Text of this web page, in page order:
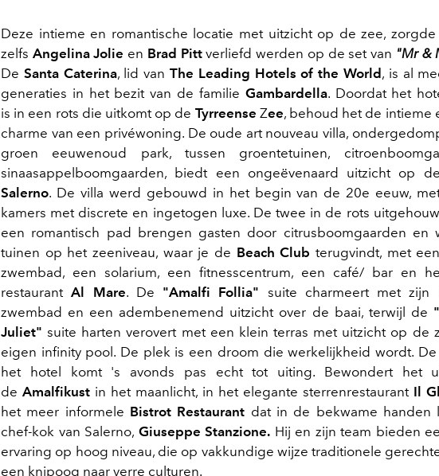
Deze intieme en romantische locatie met uitzicht op de zee,
zelfs Angelina Jolie en Brad Pittverliefd werden op de set van "Mr &
De Santa Caterina, lid vanThe Leading Hotels of the World , is al
generaties in het bezit van de familie Gambardella. Doordat het
is in een rots die uitkomt op de Tyrreense Zee, behoud het de intieme
charme van een privéwoning. De oude art nouveau villa,
groen eeuwenoud park, tussen groentetuinen,
sinaasappelboomgaarden, biedt een ongeëvenaard uitzicht op
Salerno. De villa werd gebouwd in het begin van de 20e eeuw,
kamers met discrete en ingetogen luxe. De twee in de rots
een romantisch pad brengen gasten door citrusboomgaarden en
tuinen op het zeeniveau, waar je de Beach Club terugvindt, met
zwembad, een solarium, een fitnesscentrum, een café/ bar en
restaurantAl Mare. De "Amalfi Follia" suite charmeert met zijn
zwembad en een adembenemend uitzicht over de baai, terwijl de
Juliet" suite harten verovert met een klein terras met uitzicht op de
eigen infinity pool. De plek is een droom die werkelijkheid wordt. De
het hotel komt 's avonds pas echt tot uiting. Bewondert het
de Amalfikust in het maanlicht, in het elegante sterrenrestaurant Il
het meer informele Bistrot Restaurant dat in de bekwame handen
chef-kok van Salerno, Giuseppe Stanzione. Hij en zijn team bieden
ervaring op hoog niveau, die op vakkundige wijze traditionele
een knipoog naar verre culturen.